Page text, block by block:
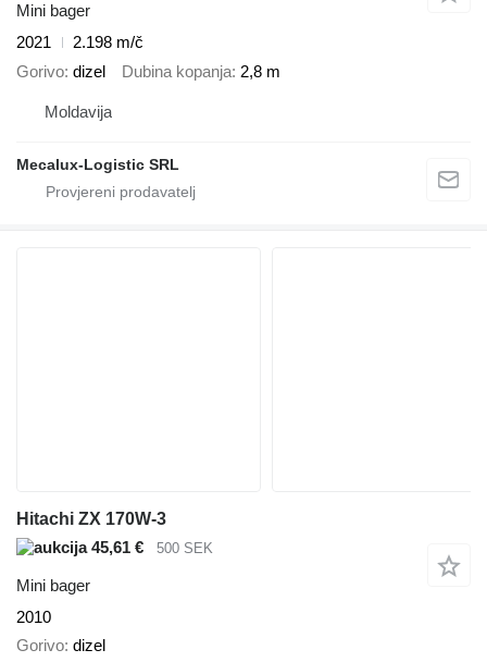
Mini bager
2021
2.198 m/č
Gorivo dizel Dubina kopanja 2,8 m
Moldavija
Mecalux-Logistic SRL
Hitachi ZX 170W-3
45,61 €
500 SEK
Mini bager
2010
Gorivo dizel